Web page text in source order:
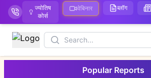
ज्योतिष
कोर्स
वेबिनार ब्लॉग
Search
Popular Reports